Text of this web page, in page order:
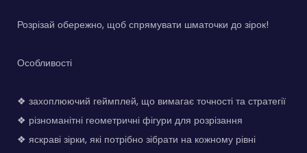
Розрізай обережно, щоб спрямувати шматочки до зірок!
Особливості
❖ захоплюючий геймплей, що вимагає точності та стратегії
❖ різноманітні геометричні фігури для розрізання
❖ яскраві зірки, які потрібно зібрати на кожному рівні